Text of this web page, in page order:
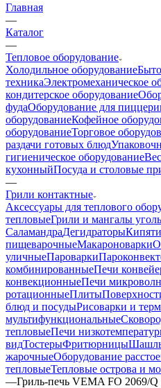
Главная
—
Каталог
—
Тепловое оборудование
Холодильное оборудование
техникаЭлектромеханическое
кондитерское оборудование
фудаОборудование для
оборудованиеКофейное
оборудованиеТорговое
раздачи готовых блюд
гигиеническое оборудование
кухонныйПосуда и столовые
—
Грили контактные
Аксессуары для теплового
тепловыеГрили и мангалы
СаламандраДегидраторы
пищеварочныеМакароноварки
уличныеПароварки
комбинированныеПечи
конвекционныеПечи
ротационныеПлиты
блюд и посудыРисоварки и
мультифункциональные
тепловыеПечи
видТостерыФритюрницы
жарочныеОборудование
тепловыеТепловые острова и
—Гриль-печь VEMA FO 2069/Q